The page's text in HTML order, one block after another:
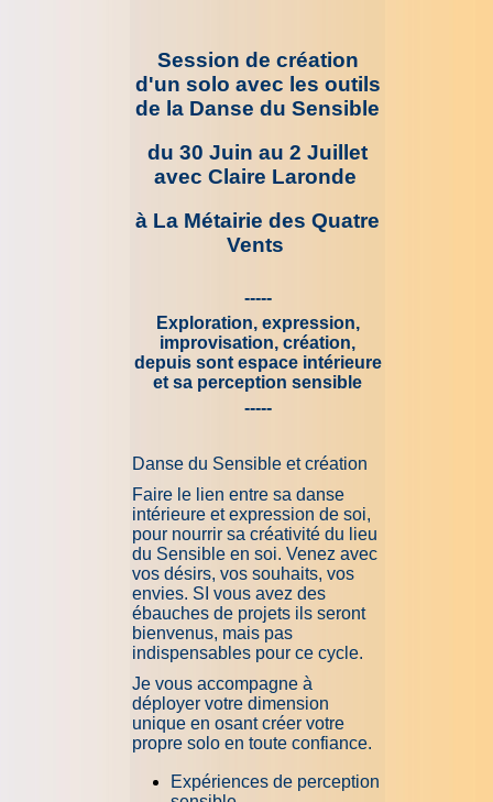
Session de création
d'un solo avec les outils
de la Danse du Sensible
du 30 Juin au 2 Juillet
avec Claire Laronde
à La Métairie des Quatre
Vents
-----
Exploration, expression,
improvisation, création,
depuis sont espace intérieure
et sa perception sensible
-----
Danse du Sensible et création
Faire le lien entre sa danse
intérieure et expression de soi,
pour nourrir sa créativité du lieu
du Sensible en soi. Venez avec
vos désirs, vos souhaits, vos
envies. SI vous avez des
ébauches de projets ils seront
bienvenus, mais pas
indispensables pour ce cycle.
Je vous accompagne à
déployer votre dimension
unique en osant créer votre
propre solo en toute confiance.
Expériences de perception